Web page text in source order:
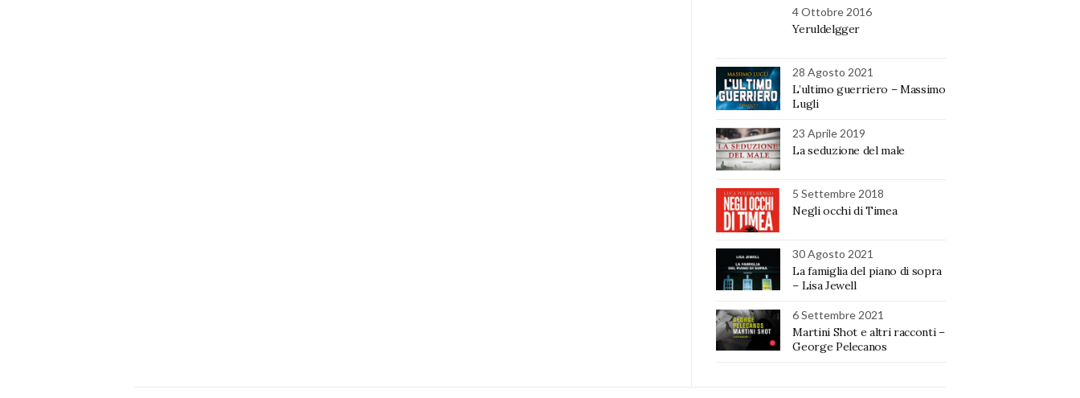
4 Ottobre 2016
Yeruldelgger
28 Agosto 2021
L’ultimo guerriero – Massimo
Lugli
23 Aprile 2019
La seduzione del male
5 Settembre 2018
Negli occhi di Timea
30 Agosto 2021
La famiglia del piano di sopra
– Lisa Jewell
6 Settembre 2021
Martini Shot e altri racconti –
George Pelecanos